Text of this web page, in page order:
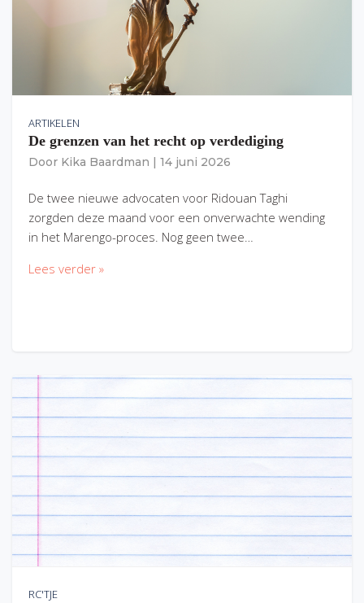
ARTIKELEN
De grenzen van het recht op verdediging
Door Kika Baardman 14 juni 2026
De twee nieuwe advocaten voor Ridouan Taghi
zorgden deze maand voor een onverwachte wending
in het Marengo-proces. Nog geen twee…
Lees verder »
RC'TJE